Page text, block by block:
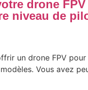
drone
niveau de
un drone FPV
Vous avez